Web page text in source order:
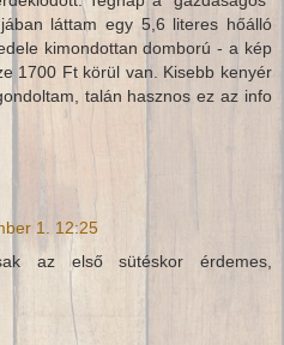
láttam egy 5,6 literes hőálló
kimondottan domború - a kép
1700 Ft körül van. Kisebb kenyér
talán hasznos ez az info
1. 12:25
az első sütéskor érdemes,